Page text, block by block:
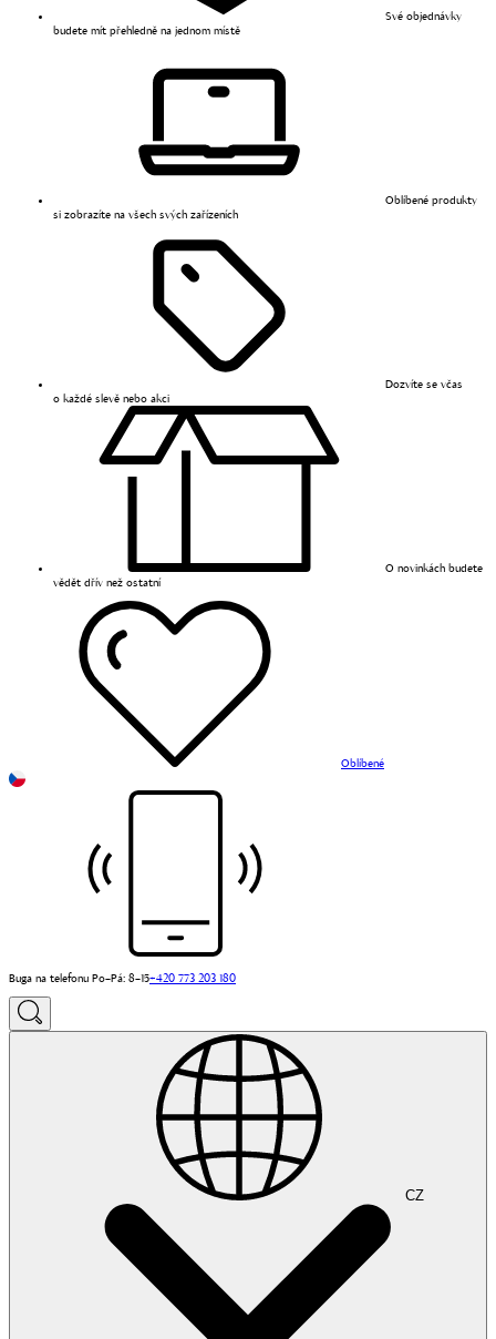
Své objednávky
budete mít přehledně na jednom místě
Oblíbené produkty
si zobrazíte na všech svých zařízeních
Dozvíte se včas
o každé slevě nebo akci
O novinkách budete
vědět dřív než ostatní
Oblíbené
Buga na telefonu Po–Pá: 8–15+420 773 203 180
CZ